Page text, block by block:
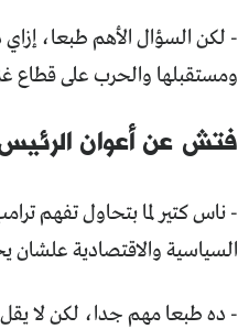
- لكن السؤال الأهم طبعا،
ومستقبلها والحرب على قطاع
فتش عن أعوان
- ناس كتير لما بتحاول تفهم
السياسية والاقتصادية علشان
- ده طبعا مهم جدا، لكن لا يقل